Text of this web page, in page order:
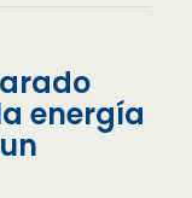
energía